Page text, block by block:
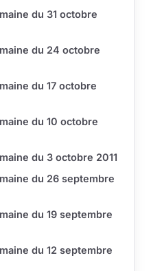
du 31 octobre
du 24 octobre
du 17 octobre
du 10 octobre
du 3 octobre 2011
du 26 septembre
du 19 septembre
du 12 septembre